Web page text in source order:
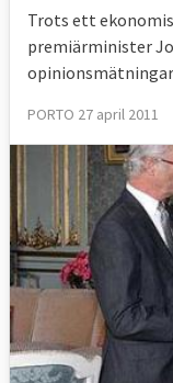
Trots ett
premiärminister
PORTO 27 april 2011